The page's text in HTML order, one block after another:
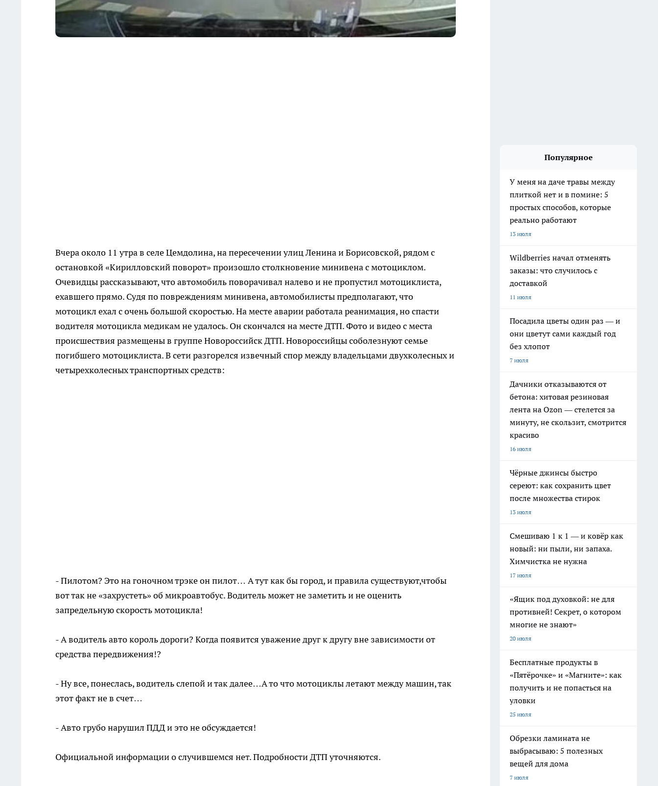
Вчера около 11 утра в селе Цемдолина, на пересечении улиц Ленина и Борисовской, рядом с
остановкой «Кирилловский поворот» произошло столкновение минивена с мотоциклом.
Очевидцы рассказывают, что автомобиль поворачивал налево и не пропустил мотоциклиста,
ехавшего прямо. Судя по повреждениям минивена, автомобилисты предполагают, что
мотоцикл ехал с очень большой скоростью. На месте аварии работала реанимация, но спасти
водителя мотоцикла медикам не удалось. Он скончался на месте ДТП. Фото и видео с места
происшествия размещены в группе Новороссийск ДТП. Новороссийцы соболезнуют семье
погибшего мотоциклиста. В сети разгорелся извечный спор между владельцами двухколесных и
четырехколесных транспортных средств:
- Пилотом? Это на гоночном трэке он пилот… А тут как бы город, и правила существуют,чтобы
вот так не «захрустеть» об микроавтобус. Водитель может не заметить и не оценить
запредельную скорость мотоцикла!
- А водитель авто король дороги? Когда появится уважение друг к другу вне зависимости от
средства передвижения!?
- Ну все, понеслась, водитель слепой и так далее…А то что мотоциклы летают между машин, так
этот факт не в счет…
- Авто грубо нарушил ПДД и это не обсуждается!
Официальной информации о случившемся нет. Подробности ДТП уточняются.
Популярное
У меня на даче травы между
плиткой нет и в помине: 5
простых способов, которые
реально работают
13 июля
Wildberries начал отменять
заказы: что случилось с
доставкой
11 июля
Посадила цветы один раз — и
они цветут сами каждый год
без хлопот
7 июля
Дачники отказываются от
бетона: хитовая резиновая
лента на Ozon — стелется за
минуту, не скользит, смотрится
красиво
16 июля
Чёрные джинсы быстро
сереют: как сохранить цвет
после множества стирок
13 июля
Смешиваю 1 к 1 — и ковёр как
новый: ни пыли, ни запаха.
Химчистка не нужна
17 июля
«Ящик под духовкой: не для
противней! Секрет, о котором
многие не знают»
20 июля
Бесплатные продукты в
«Пятёрочке» и «Магните»: как
получить и не попасться на
уловки
25 июля
Обрезки ламината не
выбрасываю: 5 полезных
вещей для дома
7 июля